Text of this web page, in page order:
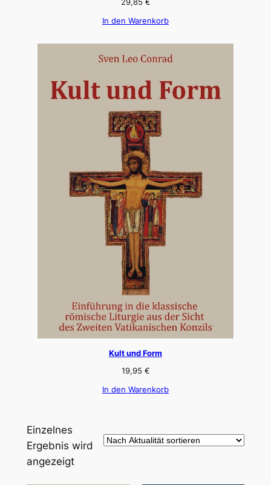
29,85 €
In den Warenkorb
Kult und Form
19,95 €
In den Warenkorb
Einzelnes
Ergebnis wird
angezeigt